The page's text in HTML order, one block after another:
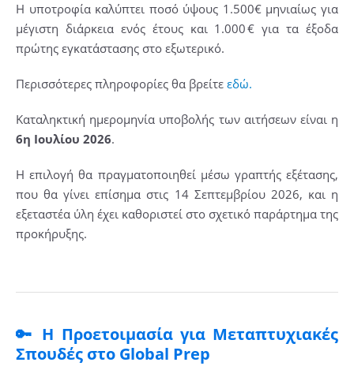
Η υποτροφία καλύπτει ποσό ύψους 1.500€ μηνιαίως για
μέγιστη διάρκεια ενός έτους και 1.000 € για τα έξοδα
πρώτης εγκατάστασης στο εξωτερικό.
Περισσότερες πληροφορίες θα βρείτε εδώ.
Καταληκτική ημερομηνία υποβολής των αιτήσεων είναι η
6η Ιουλίου 2026.
Η επιλογή θα πραγματοποιηθεί μέσω γραπτής εξέτασης,
που θα γίνει επίσημα στις 14 Σεπτεμβρίου 2026, και η
εξεταστέα ύλη έχει καθοριστεί στο σχετικό παράρτημα της
προκήρυξης.
🔑 Η Προετοιμασία για Μεταπτυχιακές
Σπουδές στο Global Prep